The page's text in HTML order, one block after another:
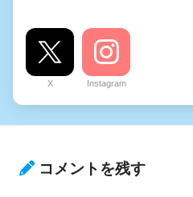
X Instagram
コメントを残す